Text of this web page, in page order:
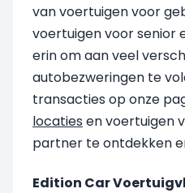
van voertuigen voor
voertuigen voor senior
erin om aan veel
autobezweringen te
transacties op onze
locaties en voertuigen
partner te ontdekken
Edition Car